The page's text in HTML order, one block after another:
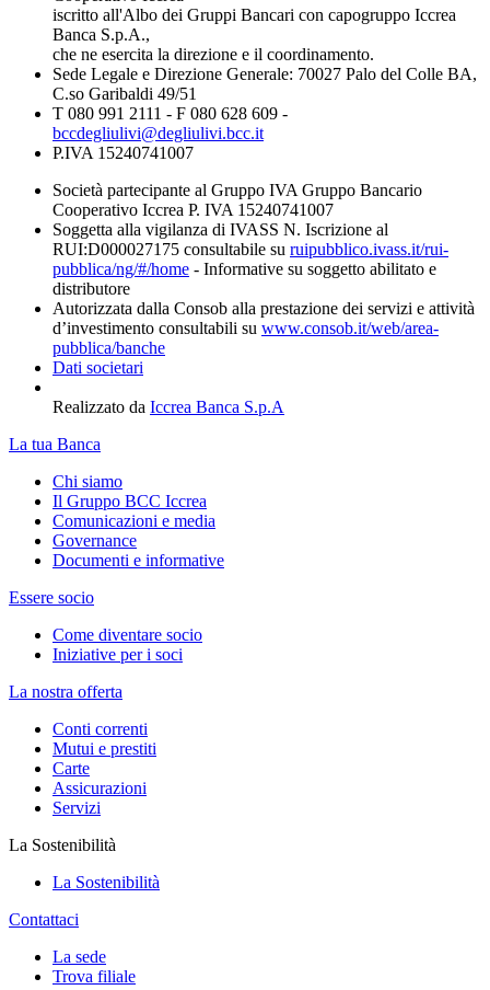
iscritto all'Albo dei Gruppi Bancari con capogruppo Iccrea
Banca S.p.A.,
che ne esercita la direzione e il coordinamento.
Sede Legale e Direzione Generale: 70027 Palo del Colle BA,
C.so Garibaldi 49/51
T 080 991 2111 - F 080 628 609 -
bccdegliulivi@degliulivi.bcc.it
P.IVA 15240741007
Società partecipante al Gruppo IVA Gruppo Bancario
Cooperativo Iccrea P. IVA 15240741007
Soggetta alla vigilanza di IVASS N. Iscrizione al
RUI:D000027175 consultabile su ruipubblico.ivass.it/rui-
pubblica/ng/#/home - Informative su soggetto abilitato e
distributore
Autorizzata dalla Consob alla prestazione dei servizi e attività
d’investimento consultabili su www.consob.it/web/area-
pubblica/banche
Dati societari
Realizzato da Iccrea Banca S.p.A
La tua Banca
Chi siamo
Il Gruppo BCC Iccrea
Comunicazioni e media
Governance
Documenti e informative
Essere socio
Come diventare socio
Iniziative per i soci
La nostra offerta
Conti correnti
Mutui e prestiti
Carte
Assicurazioni
Servizi
La Sostenibilità
La Sostenibilità
Contattaci
La sede
Trova filiale